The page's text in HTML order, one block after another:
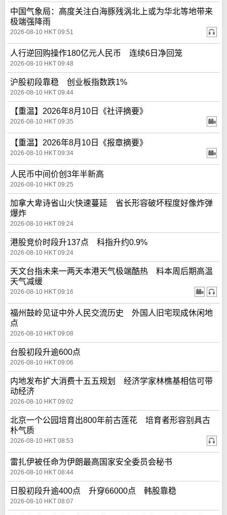
中国气象局：高度关注白海豚残涡北上或为华北等地带来
极端强降雨
2026-08-10 HKT 09:51
人行逆回购操作180亿元人民币 连续6日净回笼
2026-08-10 HKT 09:48
沪股初段靠稳 创业板指数跌1%
2026-08-10 HKT 09:44
【重温】2026年8月10日《社评摘要》
2026-08-10 HKT 09:35
【重温】2026年8月10日《报章摘要》
2026-08-10 HKT 09:34
人民币中间价创3年半新高
2026-08-10 HKT 09:25
加拿大卑诗省山火快速蔓延 省长形容破坏程度好像炸弹
爆炸
2026-08-10 HKT 09:24
港股竞价时段升137点 科指升约0.9%
2026-08-10 HKT 09:24
天文台指未来一两天本港天气极端酷热 料本周后期高温
天气减缓
2026-08-10 HKT 09:16
福州鼓岭见证中外人民交流历史 外国人旧宅现成休闲地
点
2026-08-10 HKT 09:08
台股初段升逾600点
2026-08-10 HKT 09:06
内地发布扩大消费十五五规划 经济学家林樵基相信可带
动经济
2026-08-10 HKT 09:02
北京一个公园培育出800年前古莲花 培育者形容别具古
朴气质
2026-08-10 HKT 08:53
雷扎伊被任命为伊朗最高国家安全委员会秘书
2026-08-10 HKT 08:44
日股初段升逾400点 升穿66000点 韩股靠稳
2026-08-10 HKT 08:07